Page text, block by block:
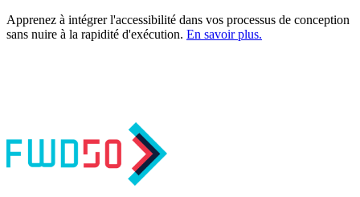
Apprenez à intégrer l'accessibilité dans vos processus de conception
sans nuire à la rapidité d'exécution. En savoir plus.